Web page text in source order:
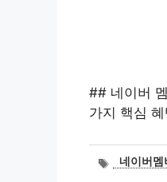
## 네이버
가지 핵심
태네이버